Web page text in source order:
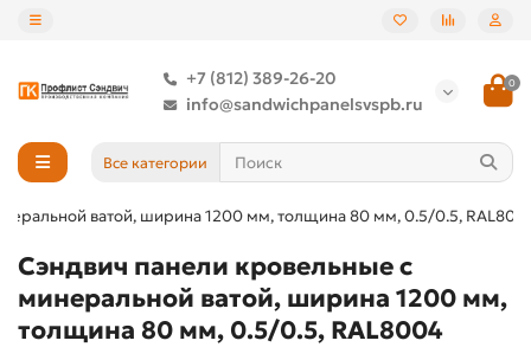
+7 (812) 389-26-20
info@sandwichpanelsvspb.ru
0
Все категории
ватой, ширина 1200 мм, толщина 80 мм, 0.5/0.5,
Сэндвич панели кровельные с
минеральной ватой, ширина 1200 мм,
толщина 80 мм, 0.5/0.5, RAL8004